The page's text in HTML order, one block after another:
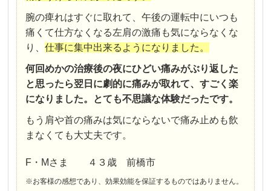
腕の痺れはすぐに取れて、午後の運転中にいつも
痛くて仕方なくなる左肩の激痛も気にならなくな
り、仕事に集中出来るようになりました。
何回めかの治療後の夜にひどい痛みがぶり返した
と思ったら翌日に劇的に痛みが取れて、すごく楽
になりました。とても不思議な体験だったです。
もう肩や首の痛みは気にならないで痛み止めも飲
まなくても大丈夫です。
F・Mさま ４３歳 前橋市
※お客様の感想であり、効果効能を保証するものではありません。